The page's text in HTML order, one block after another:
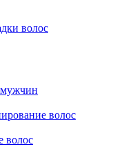
волос
волос
волос